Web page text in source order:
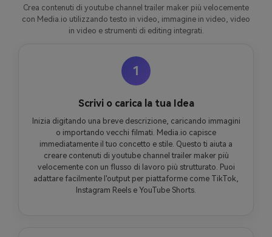
Crea contenuti di youtube channel trailer maker più velocemente
con Media.io utilizzando testo in video, immagine in video, video
in video e strumenti di editing integrati.
1
Scrivi o carica la tua Idea
Inizia digitando una breve descrizione, caricando immagini
o importando vecchi filmati. Media.io capisce
immediatamente il tuo concetto e stile. Questo ti aiuta a
creare contenuti di youtube channel trailer maker più
velocemente con un flusso di lavoro più strutturato. Puoi
adattare facilmente l'output per piattaforme come TikTok,
Instagram Reels e YouTube Shorts.